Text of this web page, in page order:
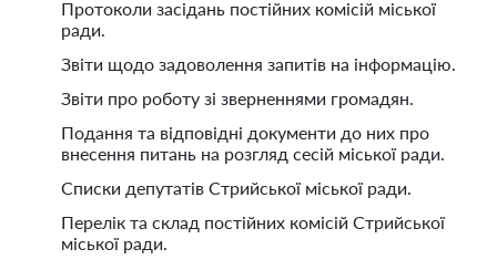
Протоколи засідань постійних комісій міської
ради.
Звіти щодо задоволення запитів на інформацію.
Звіти про роботу зі зверненнями громадян.
Подання та відповідні документи до них про
внесення питань на розгляд сесій міської ради.
Списки депутатів Стрийської міської ради.
Перелік та склад постійних комісій Стрийської
міської ради.